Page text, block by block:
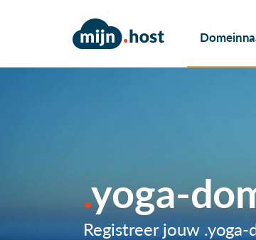
yoga-
Registreer jouw